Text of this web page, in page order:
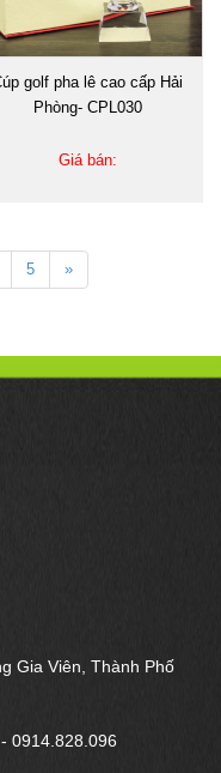
golf pha lê cao cấp Hải
Phòng- CPL030
Giá bán:
5 »
Gia Viên, Thành Phố
0914.828.096